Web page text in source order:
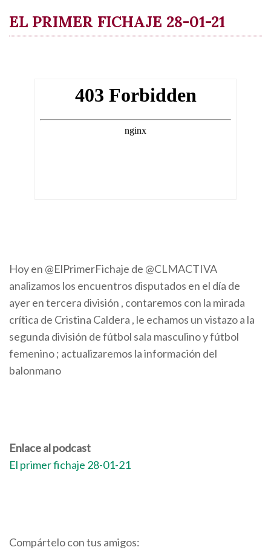
EL PRIMER FICHAJE 28-01-21
Hoy en @ElPrimerFichaje de @CLMACTIVA
analizamos los encuentros disputados en el día de
ayer en tercera división , contaremos con la mirada
crítica de Cristina Caldera , le echamos un vistazo a la
segunda división de fútbol sala masculino y fútbol
femenino ; actualizaremos la información del
balonmano
Enlace al podcast
El primer fichaje 28-01-21
Compártelo con tus amigos: